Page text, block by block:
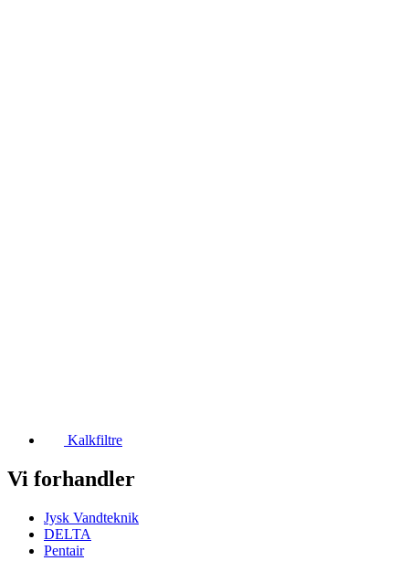
Kalkfiltre
Vi forhandler
Jysk Vandteknik
DELTA
Pentair